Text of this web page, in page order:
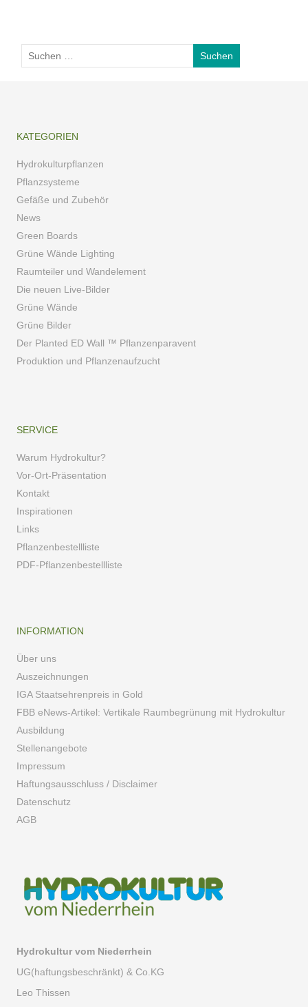
KATEGORIEN
Hydrokulturpflanzen
Pflanzsysteme
Gefäße und Zubehör
News
Green Boards
Grüne Wände Lighting
Raumteiler und Wandelement
Die neuen Live-Bilder
Grüne Wände
Grüne Bilder
Der Planted ED Wall ™ Pflanzenparavent
Produktion und Pflanzenaufzucht
SERVICE
Warum Hydrokultur?
Vor-Ort-Präsentation
Kontakt
Inspirationen
Links
Pflanzenbestellliste
PDF-Pflanzenbestellliste
INFORMATION
Über uns
Auszeichnungen
IGA Staatsehrenpreis in Gold
FBB eNews-Artikel: Vertikale Raumbegrünung mit Hydrokultur
Ausbildung
Stellenangebote
Impressum
Haftungsausschluss / Disclaimer
Datenschutz
AGB
Hydrokultur vom Niederrhein
UG(haftungsbeschränkt) & Co.KG
Leo Thissen